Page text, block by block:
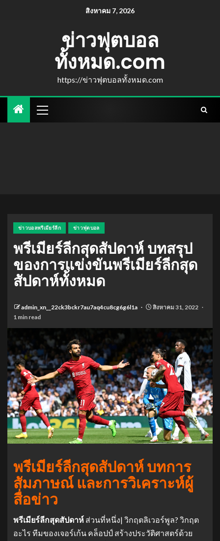
สิงหาคม 7, 2026
ข่าวฟุตบอล
ทั้งหมด.com
https://ข่าวฟุตบอลทั้งหมด.com
ข่าวบอลพรีเมียร์ลีก ข่าวฟุตบอล
พรีเมียร์ลีกสุดสัปดาห์ บทสรุป
ของการแข่งขันพรีเมียร์ลีกสุด
สัปดาห์ทั้งหมด
admin_xn__22ck3bckr7au7aq4cu8cg6g6l1a
สิงหาคม 31, 2022
1 min read
พรีเมียร์ลีกสุดสัปดาห์ บทการ
สัมภาษณ์ และการวิเคราะห์ผู้
สื่อข่าว
พรีเมียร์ลีกสุดสัปดาห์ ส่วนที่หนึ่ง| วิกฤตลิเวอร์พูล? วิกฤต
อะไร ทีมของเจอร์เก้น คล็อปป์ สร้างประวัติศาสตร์ด้วย